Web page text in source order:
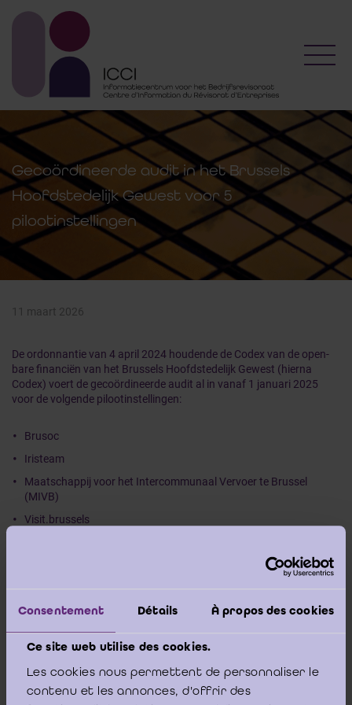
Consentement Détails À propos des cookies
Ce site web utilise des cookies.
Les cookies nous permettent de personnaliser le
contenu et les annonces, d'offrir des
Gecoördineerde audit in het Brussels
Hoofdstedelijk Gewest voor 5
pilootinstellingen
11 maart 2026
De ordonnantie van 4 april 2024 houdende de Codex van de open­
bare financiën van het Brussels Hoofdstedelijk Gewest (hierna
Codex) voert de gecoördineerde audit al in vanaf 1 januari 2025
voor de volgende pilootinstellingen:
Brusoc
Iristeam
Maatschappij voor het Intercommunaal Vervoer te Brussel
(MIVB)
Visit.brussels
De algemene rekeningen van deze ABI’s van tweede categorie voor
Hierna vindt u de documentatie in het kader van deze nieuwe
opdracht:
het modelverslag